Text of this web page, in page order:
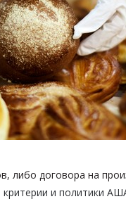
либо договора на
критерии и политики